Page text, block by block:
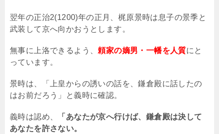
翌年の正治2(1200)年の正月、梶原景時は息子の景季と
武装して京へ向かおうとします。
無事に上洛できるよう、 頼家の嫡男・一幡を人質にと
っています。
景時は、「上皇からの誘いの話を、鎌倉殿に話したの
はお前だろう」と義時に確認。
義時は認め、
「あなたが京へ行けば、鎌倉殿は決して
あなたを許さない。